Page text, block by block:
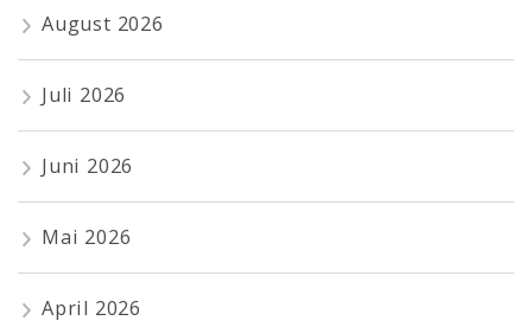
August 2026
Juli 2026
Juni 2026
Mai 2026
April 2026